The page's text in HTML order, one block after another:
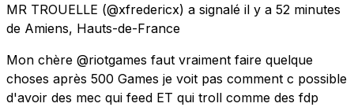
MR TROUELLE (@xfredericx) a signalé il y a 52 minutes
de Amiens, Hauts-de-France
Mon chère @riotgames faut vraiment faire quelque
choses après 500 Games je voit pas comment c possible
d'avoir des mec qui feed ET qui troll comme des fdp